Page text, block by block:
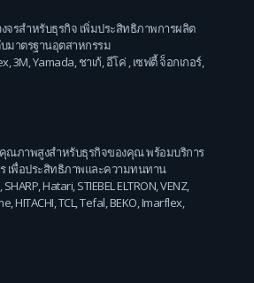
จรสำหรับธุรกิจ เพิ่มประสิทธิภาพการผลิต
มาตรฐานอุตสาหกรรม
,3M,Yamada,ชาเก้,อีโค่ ,เซฟตี้ จ็อกเกอร์,
ณภาพสูงสำหรับธุรกิจของคุณ พร้อมบริการ
เพื่อประสิทธิภาพและความทนทาน
,SHARP,Hatari,STIEBEL ELTRON,VENZ,
,HITACHI,TCL,Tefal,BEKO,Imarflex,